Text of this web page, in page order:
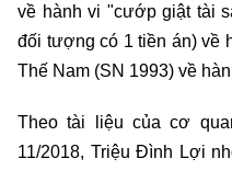
về hành vi "cướp giật tài
đối tượng có 1 tiền án) về
Thế Nam (SN 1993) về
Theo tài liệu của cơ
11/2018, Triệu Đình Lợi